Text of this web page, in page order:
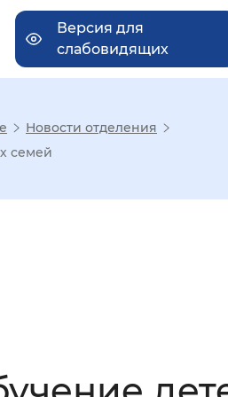
Версия для
слабовидящих
Новости отделения
семей